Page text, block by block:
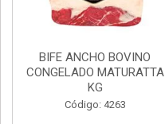
BIFE ANCHO BOVINO
CONGELADO MATURATTA
KG
Código: 4263